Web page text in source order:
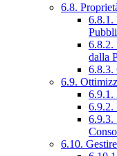
6.8.
6.8.1.
6.8.2.
dalla
6.8.3.
6.9.
6.9.1.
6.9.2.
6.9.3.
6.10.